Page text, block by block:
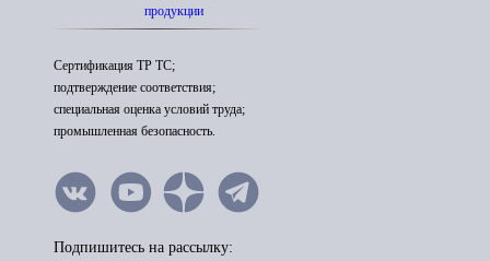
продукции
Сертификация ТР ТС;
подтверждение соответствия;
специальная оценка условий труда;
промышленная безопасность.
Подпишитесь на рассылку: